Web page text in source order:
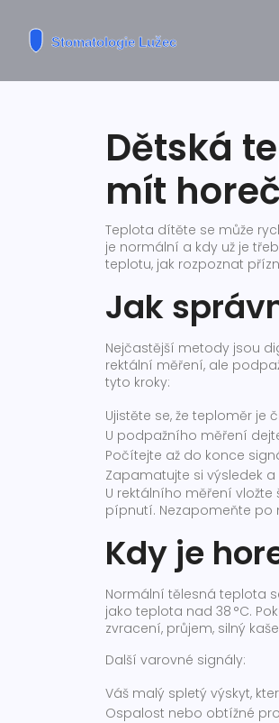
Dětská
mít
Teplota dítěte se může
je normální a kdy už je
teplotu, jak rozpoznat
Jak
Nejčastější metody jsou
rektální měření, ale
tyto kroky:
Ujistěte se, že teploměr je
U podpažního měření
Počítejte až do konce
Zapamatujte si výsledek
U rektálního měření
pípnutí. Nezapomeňte po
Kdy je
Normální tělesná teplota
jako teplota nad 38 °C.
zvracení, průjem, silný
Další varovné signály:
Váš malý spletý výskyt,
Ospalost nebo obtížné